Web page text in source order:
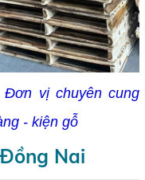
Đơn vị chuyên cung
- kiện gỗ
Nai